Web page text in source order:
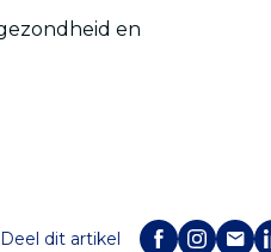
en
Deel dit artikel